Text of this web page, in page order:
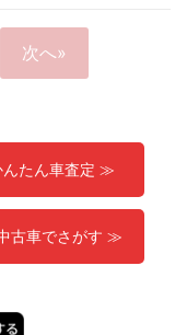
次へ»
んたん車査定 ≫
古車でさがす ≫